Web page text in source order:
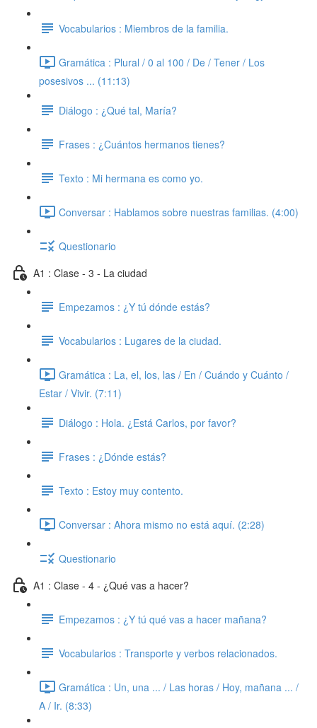
Vocabularios : Miembros de la familia.
Gramática : Plural / 0 al 100 / De / Tener / Los
posesivos ... (11:13)
Diálogo : ¿Qué tal, María?
Frases : ¿Cuántos hermanos tienes?
Texto : Mi hermana es como yo.
Conversar : Hablamos sobre nuestras familias. (4:00)
Questionario
A1 : Clase - 3 - La ciudad
Empezamos : ¿Y tú dónde estás?
Vocabularios : Lugares de la ciudad.
Gramática : La, el, los, las / En / Cuándo y Cuánto /
Estar / Vivir. (7:11)
Diálogo : Hola. ¿Está Carlos, por favor?
Frases : ¿Dónde estás?
Texto : Estoy muy contento.
Conversar : Ahora mismo no está aquí. (2:28)
Questionario
A1 : Clase - 4 - ¿Qué vas a hacer?
Empezamos : ¿Y tú qué vas a hacer mañana?
Vocabularios : Transporte y verbos relacionados.
Gramática : Un, una ... / Las horas / Hoy, mañana ... /
A / Ir. (8:33)